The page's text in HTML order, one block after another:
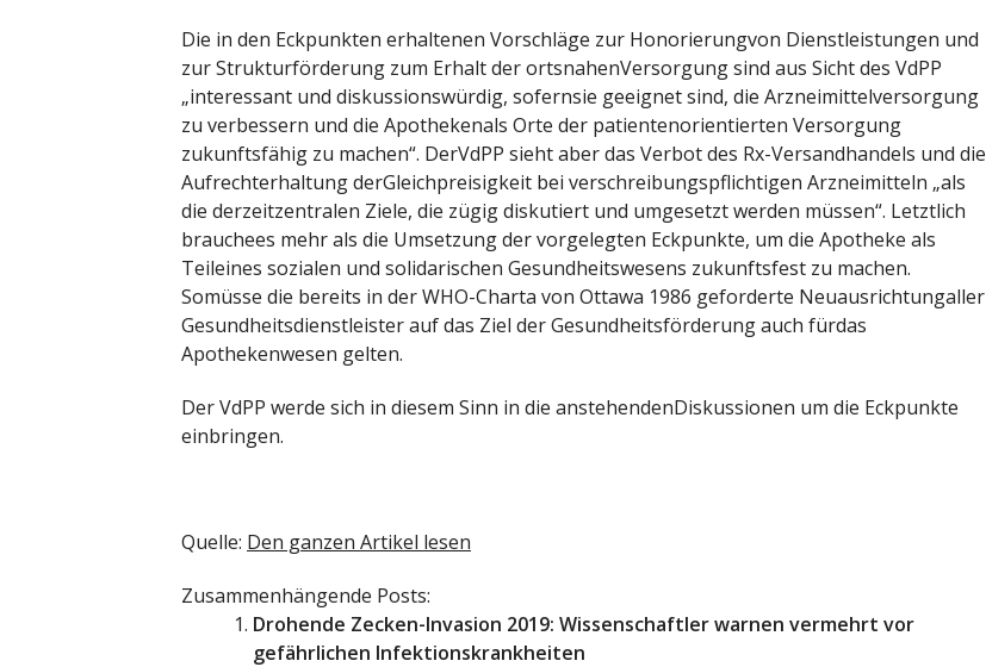
Die in den Eckpunkten erhaltenen Vorschläge zur Honorierungvon Dienstleistungen und
zur Strukturförderung zum Erhalt der ortsnahenVersorgung sind aus Sicht des VdPP
„interessant und diskussionswürdig, sofernsie geeignet sind, die Arzneimittelversorgung
zu verbessern und die Apothekenals Orte der patientenorientierten Versorgung
zukunftsfähig zu machen“. DerVdPP sieht aber das Verbot des Rx-Versandhandels und die
Aufrechterhaltung derGleichpreisigkeit bei verschreibungspflichtigen Arzneimitteln „als
die derzeitzentralen Ziele, die zügig diskutiert und umgesetzt werden müssen“. Letztlich
brauchees mehr als die Umsetzung der vorgelegten Eckpunkte, um die Apotheke als
Teileines sozialen und solidarischen Gesundheitswesens zukunftsfest zu machen.
Somüsse die bereits in der WHO-Charta von Ottawa 1986 geforderte Neuausrichtungaller
Gesundheitsdienstleister auf das Ziel der Gesundheitsförderung auch fürdas
Apothekenwesen gelten.
Der VdPP werde sich in diesem Sinn in die anstehendenDiskussionen um die Eckpunkte
einbringen.
Quelle: Den ganzen Artikel lesen
Zusammenhängende Posts:
Drohende Zecken-Invasion 2019: Wissenschaftler warnen vermehrt vor
gefährlichen Infektionskrankheiten